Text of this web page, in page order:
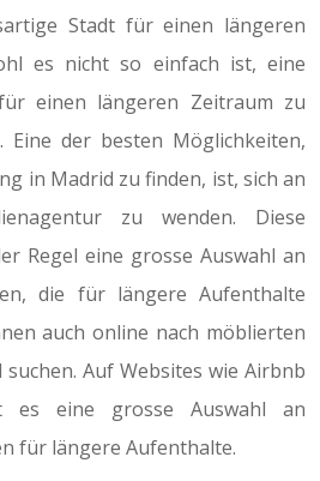
Stadt für einen längeren
es nicht so einfach ist, eine
einen längeren Zeitraum zu
Eine der besten Möglichkeiten,
in Madrid zu finden, ist, sich an
zu wenden. Diese
Regel eine grosse Auswahl an
die für längere Aufenthalte
auch online nach möblierten
Auf Websites wie Airbnb
es eine grosse Auswahl an
für längere Aufenthalte.